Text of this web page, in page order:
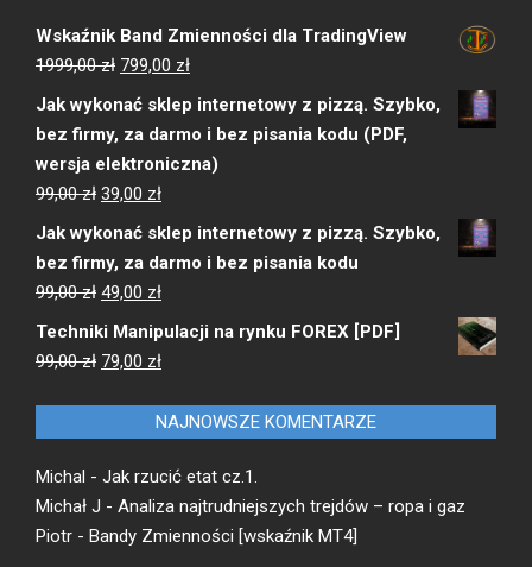
Wskaźnik Band Zmienności dla TradingView
1999,00zł Pierwotna
cena
wynosiła:
1999,00 zł.
799,00 złAktualna
cena
wynosi:
799,00 zł.
Jak wykonać sklep internetowy z pizzą. Szybko,
bez firmy, za darmo i bez pisania kodu (PDF,
wersja elektroniczna)
99,00zł Pierwotna
cena
wynosiła:
99,00 zł.
39,00 złAktualna
cena
wynosi:
Jak wykonać sklep internetowy z pizzą. Szybko,
bez firmy, za darmo i bez pisania kodu
99,00zł Pierwotna
cena
wynosiła:
49,00 złAktualna
cena
Techniki Manipulacji na rynku FOREX [PDF]
99,00zł Pierwotna
wynosiła:
79,00 złAktualna
wynosi:
NAJNOWSZE KOMENTARZE
Michal - Jak rzucić etat cz.1.
Michał J - Analiza najtrudniejszych trejdów – ropa i gaz
Piotr - Bandy Zmienności [wskaźnik MT4]